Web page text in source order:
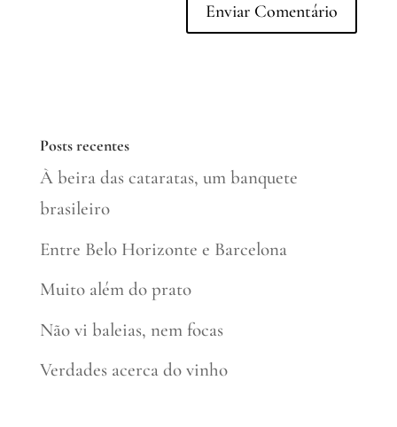
Posts recentes
À beira das cataratas, um banquete
brasileiro
Entre Belo Horizonte e Barcelona
Muito além do prato
Não vi baleias, nem focas
Verdades acerca do vinho